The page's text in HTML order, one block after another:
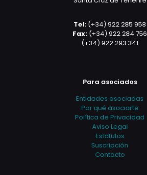
Tel: (+34) 922 285 958
Fax: (+34) 922 284 756
(+34) 922 293 341
Para asociados
Entidades asociadas
Por qué asociarte
Política de Privacidad
Aviso Legal
Estatutos
Suscripción
Contacto